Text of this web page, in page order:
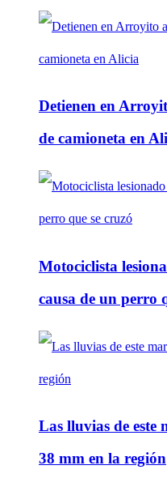
Detienen en
de camioneta en
Motociclista
causa de un perro
Las lluvias de este
38 mm en la región